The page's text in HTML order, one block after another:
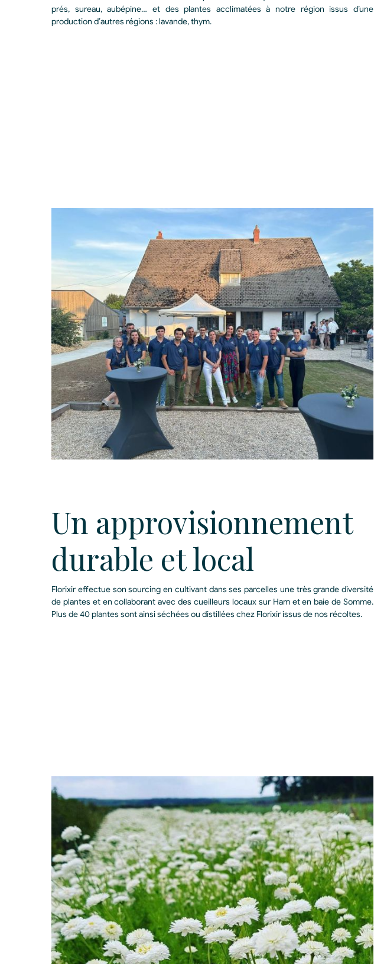
prés, sureau, aubépine… et des plantes acclimatées à notre région issus d’une
production d’autres régions : lavande, thym.
Un approvisionnement
durable et local
Florixir effectue son sourcing en cultivant dans ses parcelles une très grande diversité
de plantes et en collaborant avec des cueilleurs locaux sur Ham et en baie de Somme.
Plus de 40 plantes sont ainsi séchées ou distillées chez Florixir issus de nos récoltes.